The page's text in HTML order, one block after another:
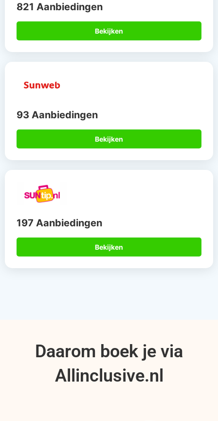
821 Aanbiedingen
Bekijken
93 Aanbiedingen
Bekijken
197 Aanbiedingen
Bekijken
Daarom boek je via
Allinclusive.nl